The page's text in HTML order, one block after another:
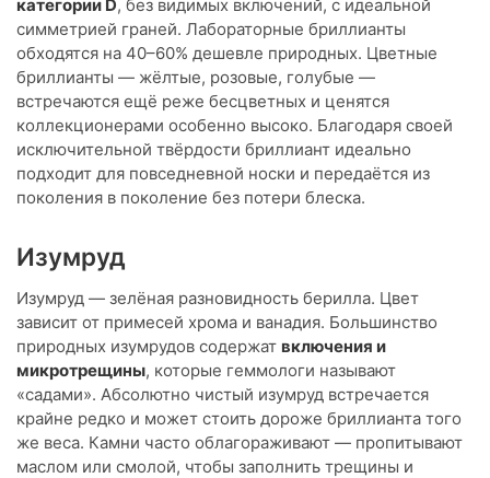
категории D, без видимых включений, с идеальной
симметрией граней. Лабораторные бриллианты
обходятся на 40–60% дешевле природных. Цветные
бриллианты — жёлтые, розовые, голубые —
встречаются ещё реже бесцветных и ценятся
коллекционерами особенно высоко. Благодаря своей
исключительной твёрдости бриллиант идеально
подходит для повседневной носки и передаётся из
поколения в поколение без потери блеска.
Изумруд
Изумруд — зелёная разновидность берилла. Цвет
зависит от примесей хрома и ванадия. Большинство
природных изумрудов содержат включения и
микротрещины, которые геммологи называют
«садами». Абсолютно чистый изумруд встречается
крайне редко и может стоить дороже бриллианта того
же веса. Камни часто облагораживают — пропитывают
маслом или смолой, чтобы заполнить трещины и